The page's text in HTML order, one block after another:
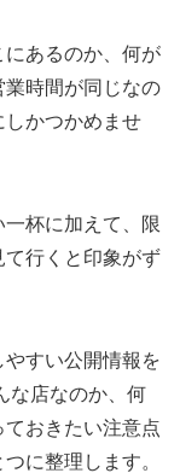
あるのか、何が
時間が同じなの
かつかめませ
杯に加えて、限
行くと印象がず
すい公開情報を
な店なのか、何
おきたい注意点
に整理します。